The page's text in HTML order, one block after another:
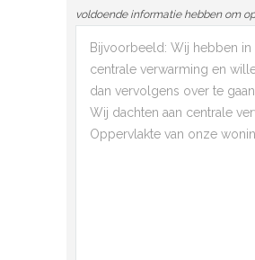
voldoende informatie hebben om